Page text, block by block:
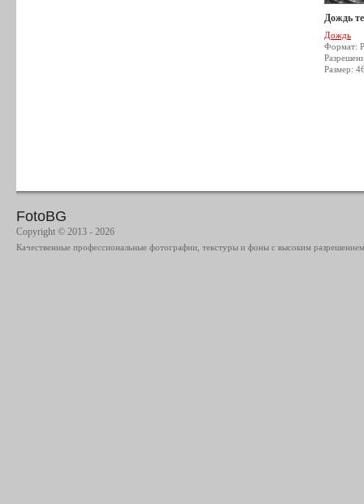
Дождь
Дождь
Формат:
Размер:
FotoBG
Copyright © 2013 - 2026
Качественные профессиональные фотографии, текстуры и фоны с высоким разрешением